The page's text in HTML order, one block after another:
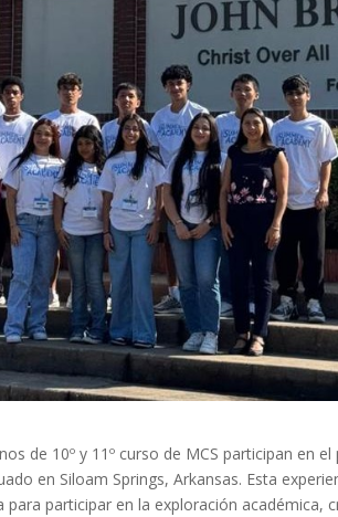
de 10º y 11º curso de MCS participan en
en Siloam Springs, Arkansas. Esta
participar en la exploración académica,